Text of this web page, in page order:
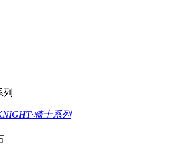
列
骑士系列